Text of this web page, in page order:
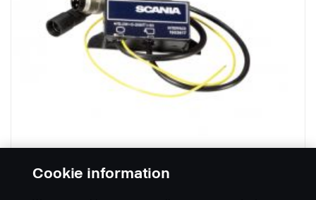
Cookie information